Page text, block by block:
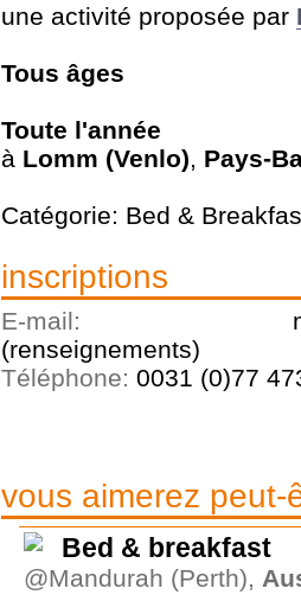
une activité proposée par
Tous âges
Toute l'année
à Lomm (Venlo), Pays-
Catégorie: Bed &
inscriptions
E-mail:
(renseignements)
Téléphone: 0031 (0)77
vous aimerez peut-
Bed & breakfast
@Mandurah (Perth),